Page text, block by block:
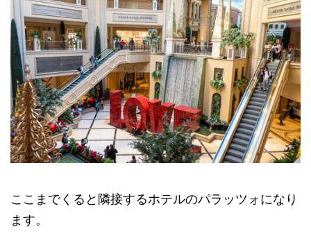
ここまでくると隣接するホテルのパラッツォになり
ます。